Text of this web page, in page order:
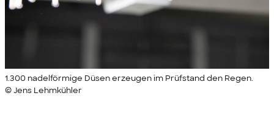
1.300 nadelförmige Düsen erzeugen im Prüfstand den Regen.
© Jens Lehmkühler